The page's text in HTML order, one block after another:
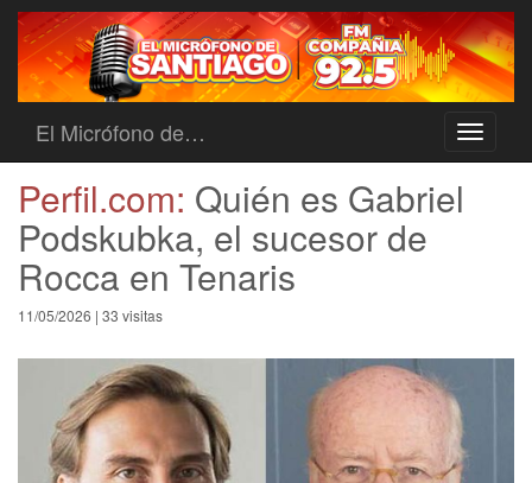
Toggle
El Micrófono de…
Perfil.com: Quién es Gabriel
Podskubka, el sucesor de
Rocca en Tenaris
11/05/2026 | 33 visitas